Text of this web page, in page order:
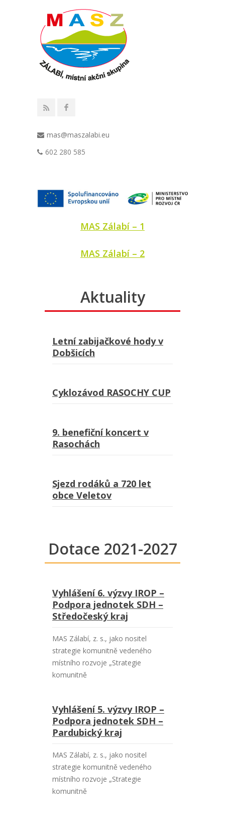
mas@maszalabi.eu
602 280 585
MAS Zálabí – 1
MAS Zálabí – 2
Aktuality
Letní zabijačkové hody v
Dobšicích
Cyklozávod RASOCHY CUP
9. benefiční koncert v
Rasochách
Sjezd rodáků a 720 let
obce Veletov
Dotace 2021-2027
Vyhlášení 6. výzvy IROP –
Podpora jednotek SDH –
Středočeský kraj
MAS Zálabí, z. s., jako nositel
strategie komunitně vedeného
místního rozvoje „Strategie
komunitně
Vyhlášení 5. výzvy IROP –
Podpora jednotek SDH –
Pardubický kraj
MAS Zálabí, z. s., jako nositel
strategie komunitně vedeného
místního rozvoje „Strategie
komunitně